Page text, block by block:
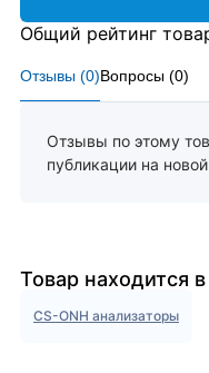
Отзывы (0)Вопросы (0)
Отзывы по этому
публикации на
Общий рейтинг
Товар находится
CS-ONH анализаторы